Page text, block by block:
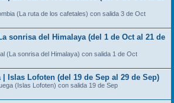
(La ruta de los cafetales) con salida 3 de Oct
sonrisa del Himalaya (del 1 de Oct al 21 de
(La sonrisa del Himalaya) con salida 1 de Oct
| Islas Lofoten (del 19 de Sep al 29 de Sep)
(Islas Lofoten) con salida 19 de Sep